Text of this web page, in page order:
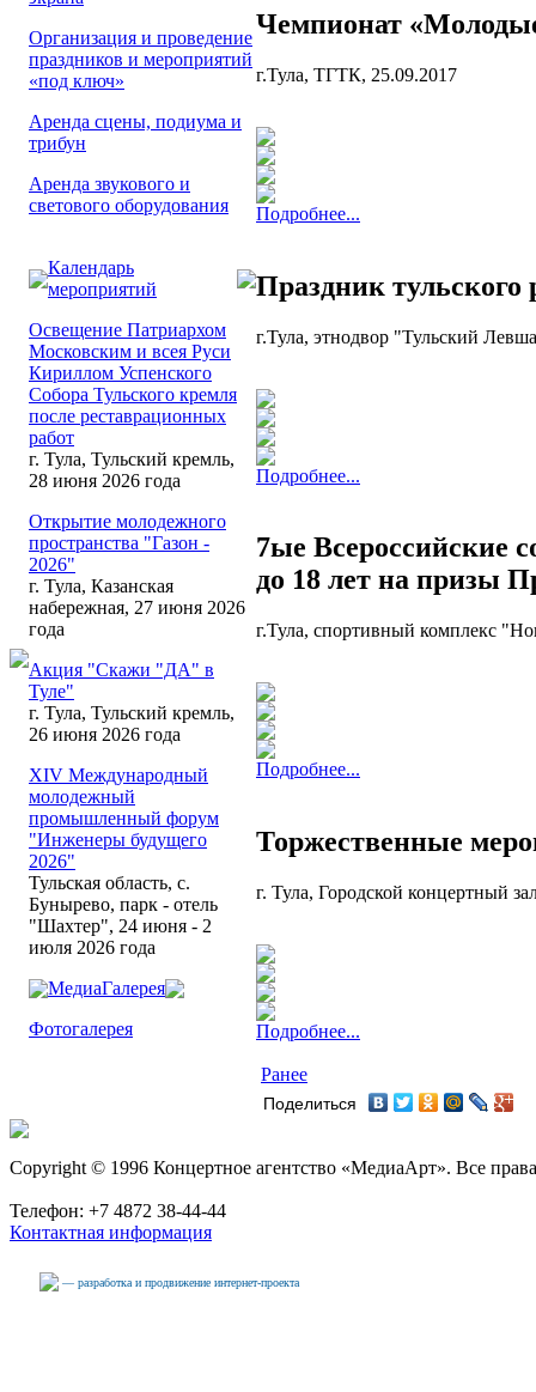
Организация и проведение
праздников и мероприятий
«под ключ»
Аренда сцены, подиума и
трибун
Аренда звукового и
светового оборудования
Календарь
мероприятий
Освещение Патриархом
Московским и всея Руси
Кириллом Успенского
Собора Тульского кремля
после реставрационных
работ
г. Тула, Тульский кремль,
28 июня 2026 года
Открытие молодежного
пространства "Газон -
2026"
г. Тула, Казанская
набережная, 27 июня 2026
года
Акция "Скажи "ДА" в
Туле"
г. Тула, Тульский кремль,
26 июня 2026 года
XIV Международный
молодежный
промышленный форум
"Инженеры будущего
2026"
Тульская область, с.
Бунырево, парк - отель
"Шахтер", 24 июня - 2
июля 2026 года
МедиаГалерея
Фотогалерея
Чемпионат
г.Тула, ТГТК, 25.09.2017
Подробнее...
Праздник тульского
г.Тула, этнодвор "Тульский
Подробнее...
7ые Всероссийские
до 18 лет на призы
г.Тула, спортивный комплекс
Подробнее...
Торжественные
г. Тула, Городской концертный
Подробнее...
Ранее
Поделиться
Copyright © 1996 Концертное агентство «МедиаАрт». Все
Телефон: +7 4872 38-44-44
Контактная информация
— разработка и продвижение интернет-проекта